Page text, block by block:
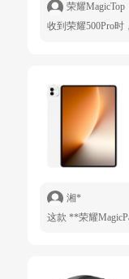
荣耀MagicTop
湘*